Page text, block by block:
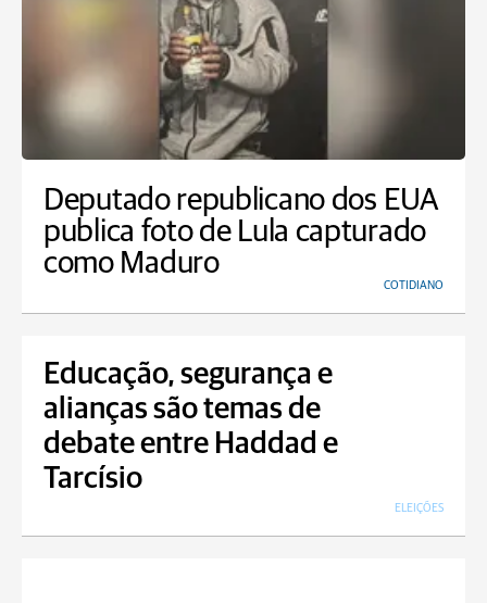
Deputado republicano dos EUA
publica foto de Lula capturado
como Maduro
COTIDIANO
Educação, segurança e
alianças são temas de
debate entre Haddad e
Tarcísio
ELEIÇÕES